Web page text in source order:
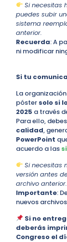
Si necesitas
puedes subir
sistema
anterior.
Recuerda: A
ni modificar
Si tu
La
póster solo si
2025 a través
Para ello,
calidad,
PowerPoint
acuerdo a las
Si necesitas
versión antes
archivo anterior.
Importante:
nuevos
Si no
deberás
Congreso el